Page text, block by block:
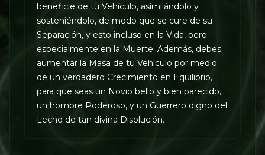
beneficie de tu Vehículo, asimilándolo y
sosteniéndolo, de modo que se cure de su
Separación, y esto incluso en la Vida, pero
especialmente en la Muerte. Además, debes
aumentar la Masa de tu Vehículo por medio
de un verdadero Crecimiento en Equilibrio,
para que seas un Novio bello y bien parecido,
un hombre Poderoso, y un Guerrero digno del
Lecho de tan divina Disolución.